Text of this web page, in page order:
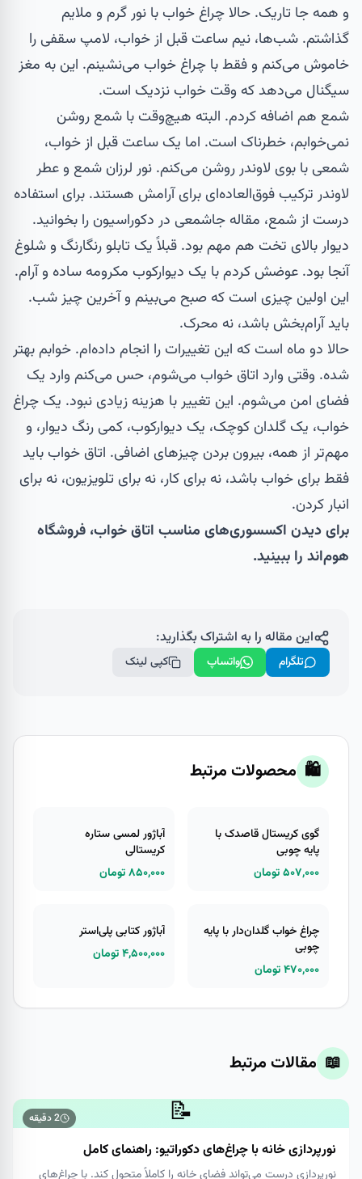
و همه جا تاریک. حالا چراغ خواب با نور گرم و ملایم
گذاشتم. شب‌ها، نیم ساعت قبل از خواب، لامپ سقفی را
خاموش می‌کنم و فقط با چراغ خواب می‌نشینم. این به مغز
سیگنال می‌دهد که وقت خواب نزدیک است.
شمع هم اضافه کردم. البته هیچ‌وقت با شمع روشن
نمی‌خوابم، خطرناک است. اما یک ساعت قبل از خواب،
شمعی با بوی لاوندر روشن می‌کنم. نور لرزان شمع و عطر
لاوندر ترکیب فوق‌العاده‌ای برای آرامش هستند. برای استفاده
درست از شمع، مقاله جاشمعی در دکوراسیون را بخوانید.
دیوار بالای تخت هم مهم بود. قبلاً یک تابلو رنگارنگ و شلوغ
آنجا بود. عوضش کردم با یک دیوارکوب مکرومه ساده و آرام.
این اولین چیزی است که صبح می‌بینم و آخرین چیز شب.
باید آرام‌بخش باشد، نه محرک.
حالا دو ماه است که این تغییرات را انجام داده‌ام. خوابم بهتر
شده. وقتی وارد اتاق خواب می‌شوم، حس می‌کنم وارد یک
فضای امن می‌شوم. این تغییر با هزینه زیادی نبود. یک چراغ
خواب، یک گلدان کوچک، یک دیوارکوب، کمی رنگ دیوار، و
مهم‌تر از همه، بیرون بردن چیزهای اضافی. اتاق خواب باید
فقط برای خواب باشد، نه برای کار، نه برای تلویزیون، نه برای
انبار کردن.
برای دیدن اکسسوری‌های مناسب اتاق خواب، فروشگاه
هوم‌اند را ببینید.
این مقاله را به اشتراک بگذارید:
تلگرام واتساپ کپی لینک
🛍️ محصولات مرتبط
گوی کریستال قاصدک با
پایه چوبی
۵۰۷,۰۰۰ تومان
آباژور لمسی ستاره
کریستالی
۸۵۰,۰۰۰ تومان
چراغ خواب گلدان‌دار با پایه
چوبی
۴۷۰,۰۰۰ تومان
آباژور کتابی پلی‌استر
۴,۵۰۰,۰۰۰ تومان
📖 مقالات مرتبط
📝
2دقیقه
نورپردازی خانه با چراغ‌های دکوراتیو: راهنمای کامل
نورپردازی درست می‌تواند فضای خانه را کاملاً متحول کند. با چراغ‌های